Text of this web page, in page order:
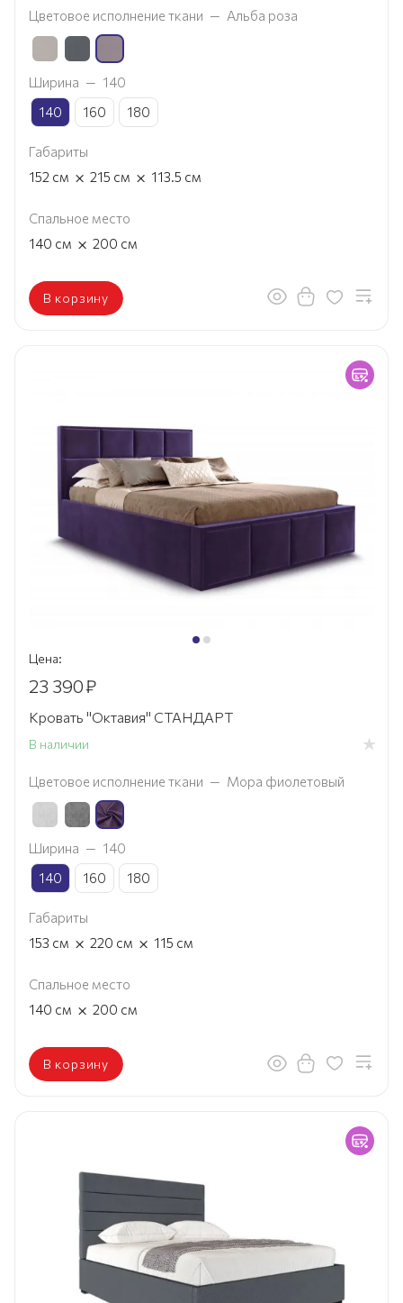
Цветовое исполнение ткани — Альба роза
Ширина — 140
140
160 180
Габариты
152 см × 215 см × 113.5 см
Спальное место
140 см × 200 см
В корзину
Цена:
23 390₽
Кровать "Октавия" СТАНДАРТ
В наличии
Цветовое исполнение ткани — Мора фиолетовый
Ширина — 140
140
160 180
Габариты
153 см × 220 см × 115 см
Спальное место
140 см × 200 см
В корзину